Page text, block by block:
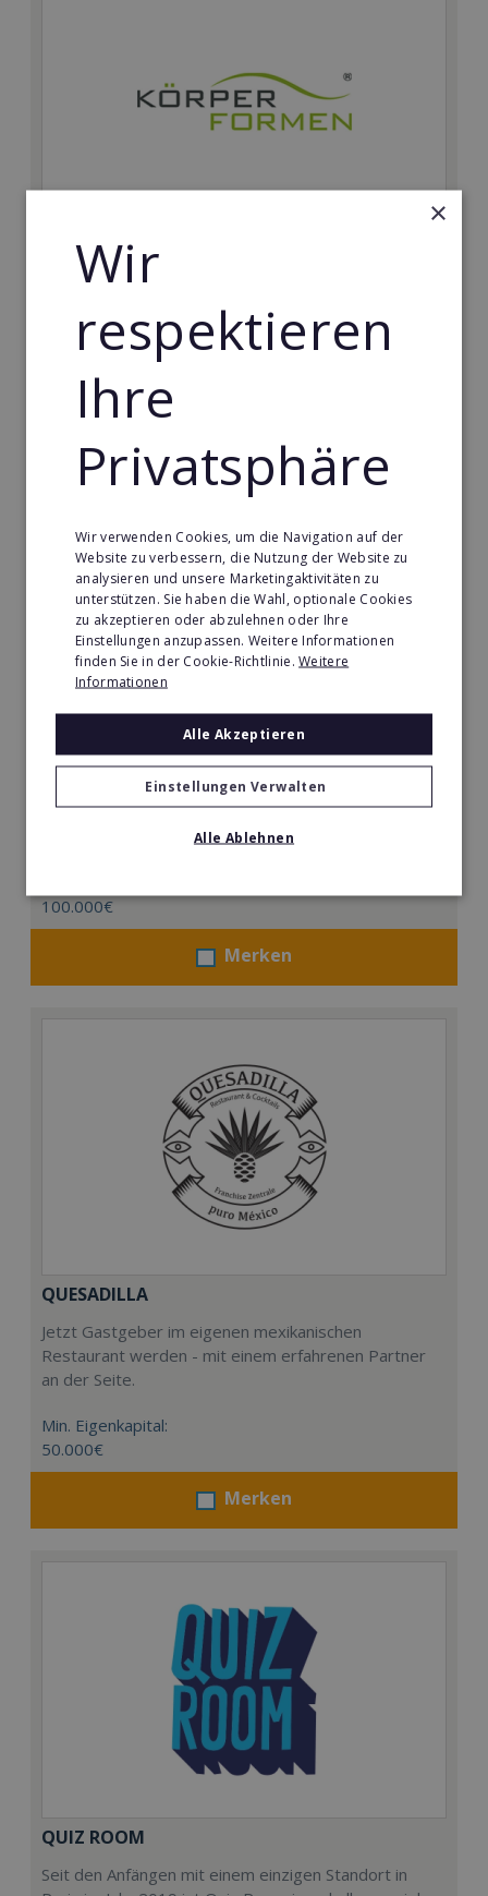
Körperformen EMS
EMS-Equipment. Hier mehr erfahren
Min. Eigenkapital:
5.000€
Mindways 3D TrickArt
3D TrickArt ist der neue Mega-Freizeittrend für die
100.000€
Merken
QUESADILLA
Jetzt Gastgeber im eigenen mexikanischen
Restaurant werden - mit einem erfahrenen Partner
an der Seite.
Min. Eigenkapital:
50.000€
Merken
QUIZ ROOM
Seit den Anfängen mit einem einzigen Standort in
×
Wir
respektieren
Ihre
Privatsphäre
Wir verwenden Cookies, um die Navigation auf der
Website zu verbessern, die Nutzung der Website zu
analysieren und unsere Marketingaktivitäten zu
unterstützen. Sie haben die Wahl, optionale Cookies
zu akzeptieren oder abzulehnen oder Ihre
Einstellungen anzupassen. Weitere Informationen
finden Sie in der Cookie-Richtlinie.Weitere
Informationen
Alle Akzeptieren
Einstellungen Verwalten
Alle Ablehnen